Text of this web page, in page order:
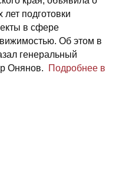
подготовки
в сфере
Об этом в
генеральный
Онянов.
Подробнее в